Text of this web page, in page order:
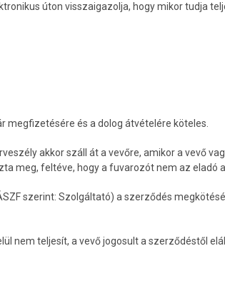
úton visszaigazolja, hogy mikor tudja
megfizetésére és a dolog átvételére köteles.
akkor száll át a vevőre, amikor a vevő
meg, feltéve, hogy a fuvarozót nem az eladó
szerint: Szolgáltató) a szerződés
nem teljesít, a vevő jogosult a szerződéstől